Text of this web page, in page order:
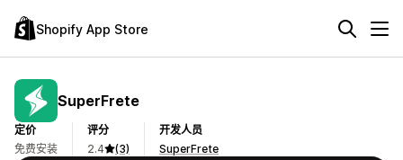
Shopify App Store
SuperFrete
定价
免费安装
评分
2.4
(3)
开发人员
SuperFrete